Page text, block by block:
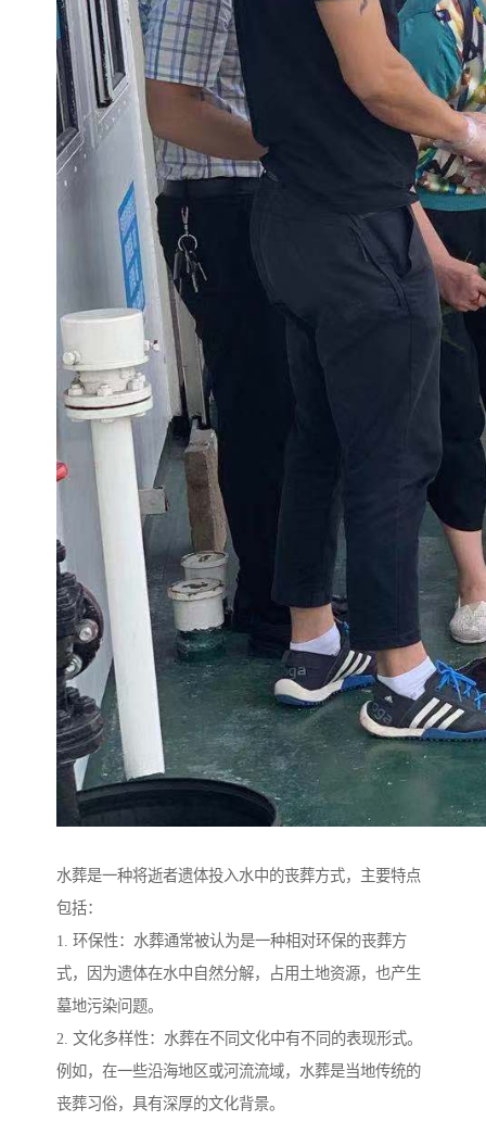
水葬是一种将逝者遗体投入水中的丧葬方式，主要特点
包括：
1. 环保性：水葬通常被认为是一种相对环保的丧葬方
式，因为遗体在水中自然分解，占用土地资源，也产生
墓地污染问题。
2. 文化多样性：水葬在不同文化中有不同的表现形式。
例如，在一些沿海地区或河流流域，水葬是当地传统的
丧葬习俗，具有深厚的文化背景。